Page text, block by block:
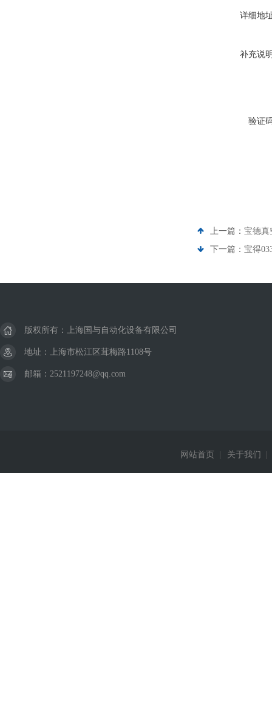
详细地
补充说
验证
上一篇： 宝德真
下一篇： 宝得
版权所有：上海国与自动化设备有限公司
地址：上海市松江区茸梅路1108号
邮箱：2521197248@qq.com
网站首页 关于我们